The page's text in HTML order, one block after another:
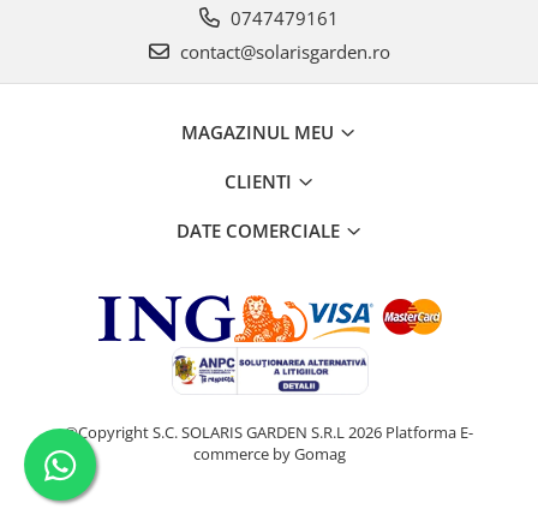
0747479161
contact@solarisgarden.ro
MAGAZINUL MEU
CLIENTI
DATE COMERCIALE
©Copyright S.C. SOLARIS GARDEN S.R.L 2026 Platforma E-
commerce by Gomag